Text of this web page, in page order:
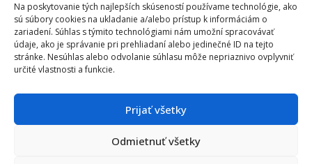
Na poskytovanie tých najlepších skúseností používame technológie, ako
sú súbory cookies na ukladanie a/alebo prístup k informáciám o
zariadení. Súhlas s týmito technológiami nám umožní spracovávať
údaje, ako je správanie pri prehliadaní alebo jedinečné ID na tejto
stránke. Nesúhlas alebo odvolanie súhlasu môže nepriaznivo ovplyvniť
určité vlastnosti a funkcie.
Prijať všetky
Odmietnuť všetky
831 04 Bratislava
IČO: 50922688
DIČ: 2120539388
IČ DPH: SK2120539388
Po – Pia: 8:00 – 16:30